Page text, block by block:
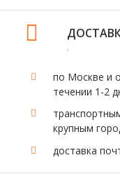
по Москве и
течении 1-2
крупным
доставка